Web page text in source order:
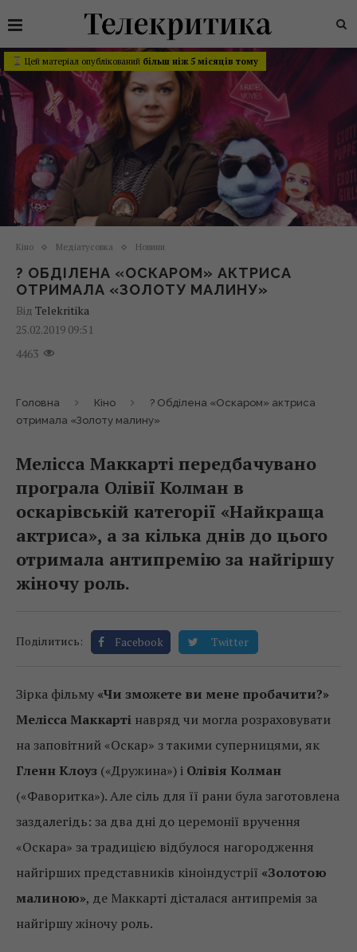
Цей матеріал опублікований більш ніж 5 місяців тому
Кіно Медіатусовка Новини
? ОБДІЛЕНА «ОСКАРОМ» АКТРИСА
ОТРИМАЛА «ЗОЛОТУ МАЛИНУ»
Від Telekritika
25.02.2019 09:51
4463
Головна Кіно
? Обділена «Оскаром» актриса
отримала «Золоту малину»
Мелісса Маккарті передбачувано
програла Олівії Колман в
оскарівській категорії «Найкраща
актриса», а за кілька днів до цього
отримала антипремію за найгіршу
жіночу роль.
Поділитись: Facebook Twitter
Зірка фільму «Чи зможете ви мене пробачити?»
Мелісса Маккарті навряд чи могла розраховувати
на заповітний «Оскар» з такими суперницями, як
Гленн Клоуз («Дружина») і Олівія Колман
(«Фаворитка»). Але сіль для її рани була заготовлена
заздалегідь: за два дні до церемонії вручення
«Оскара» за традицією відбулося нагородження
найгірших представників кіноіндустрії «Золотою
малиною», де Маккарті дісталася антипремія за
найгіршу жіночу роль.